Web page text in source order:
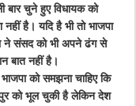
बार चुने हुए विधायक को
नहीं है। यदि है भी तो भाजपा
ने संसद को भी अपने ढंग से
बात नहीं है।
को समझना चाहिए कि
को भूल चुकी है लेकिन देश